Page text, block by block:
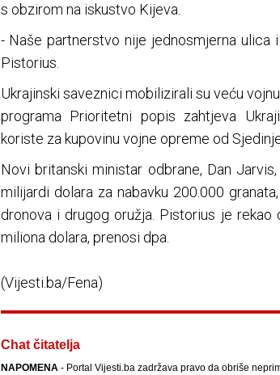
s obzirom na iskustvo Kijeva.
- Naše partnerstvo nije jednosmjerna
Pistorius.
Ukrajinski saveznici mobilizirali su veću
programa Prioritetni popis zahtjeva
koriste za kupovinu vojne opreme od
Novi britanski ministar odbrane, Dan
milijardi dolara za nabavku 200.000
dronova i drugog oružja. Pistorius je
miliona dolara, prenosi dpa.
(Vijesti.ba/Fena)
Chat čitatelja
NAPOMENA- Portal Vijesti.ba zadržava pravo da obriše